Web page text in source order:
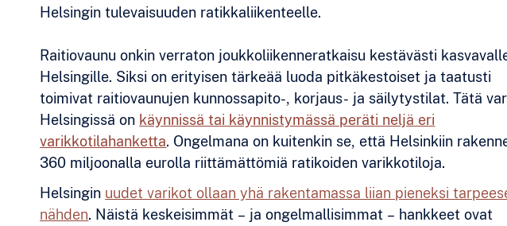
Helsingin tulevaisuuden ratikkaliikenteelle.
Raitiovaunu onkin verraton joukkoliikenneratkaisu kestävästi
Helsingille. Siksi on erityisen tärkeää luoda pitkäkestoiset ja taatusti
toimivat raitiovaunujen kunnossapito-, korjaus- ja säilytystilat. Tätä
Helsingissä on käynnissä tai käynnistymässä peräti neljä eri
varikkotilahanketta. Ongelmana on kuitenkin se, että Helsinkiin
360 miljoonalla eurolla riittämättömiä ratikoiden varikkotiloja.
Helsingin uudet varikot ollaan yhä rakentamassa liian pieneksi
nähden. Näistä keskeisimmät – ja ongelmallisimmat – hankkeet ovat